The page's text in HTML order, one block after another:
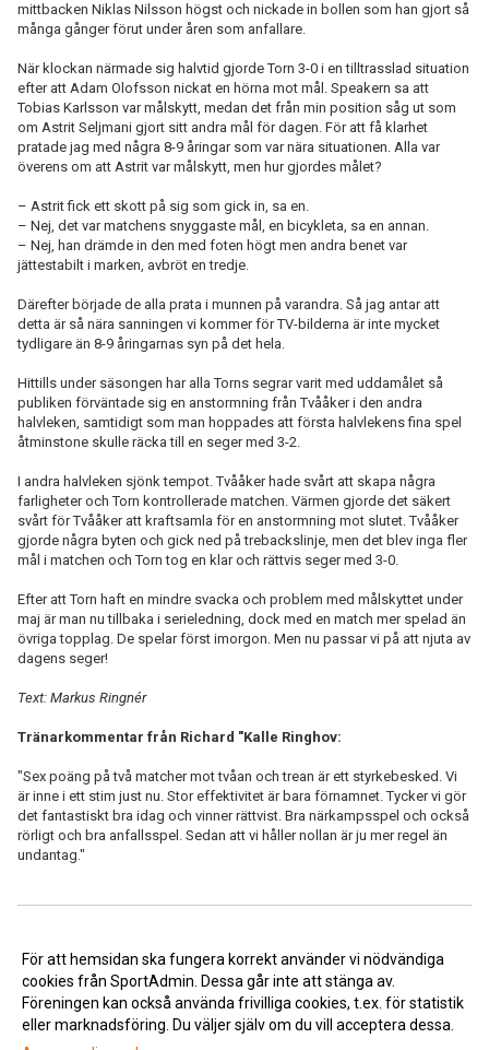
mittbacken Niklas Nilsson högst och nickade in bollen som han gjort så
många gånger förut under åren som anfallare.
När klockan närmade sig halvtid gjorde Torn 3-0 i en tilltrasslad situation
efter att Adam Olofsson nickat en hörna mot mål. Speakern sa att
Tobias Karlsson var målskytt, medan det från min position såg ut som
om Astrit Seljmani gjort sitt andra mål för dagen. För att få klarhet
pratade jag med några 8-9 åringar som var nära situationen. Alla var
överens om att Astrit var målskytt, men hur gjordes målet?
– Astrit fick ett skott på sig som gick in, sa en.
– Nej, det var matchens snyggaste mål, en bicykleta, sa en annan.
– Nej, han drämde in den med foten högt men andra benet var
jättestabilt i marken, avbröt en tredje.
Därefter började de alla prata i munnen på varandra. Så jag antar att
detta är så nära sanningen vi kommer för TV-bilderna är inte mycket
tydligare än 8-9 åringarnas syn på det hela.
Hittills under säsongen har alla Torns segrar varit med uddamålet så
publiken förväntade sig en anstormning från Tvååker i den andra
halvleken, samtidigt som man hoppades att första halvlekens fina spel
åtminstone skulle räcka till en seger med 3-2.
I andra halvleken sjönk tempot. Tvååker hade svårt att skapa några
farligheter och Torn kontrollerade matchen. Värmen gjorde det säkert
svårt för Tvååker att kraftsamla för en anstormning mot slutet. Tvååker
gjorde några byten och gick ned på trebackslinje, men det blev inga fler
mål i matchen och Torn tog en klar och rättvis seger med 3-0.
Efter att Torn haft en mindre svacka och problem med målskyttet under
maj är man nu tillbaka i serieledning, dock med en match mer spelad än
övriga topplag. De spelar först imorgon. Men nu passar vi på att njuta av
dagens seger!
Text: Markus Ringnér
Tränarkommentar från Richard "Kalle Ringhov:
"Sex poäng på två matcher mot tvåan och trean är ett styrkebesked. Vi
är inne i ett stim just nu. Stor effektivitet är bara förnamnet. Tycker vi gör
det fantastiskt bra idag och vinner rättvist. Bra närkampsspel och också
rörligt och bra anfallsspel. Sedan att vi håller nollan är ju mer regel än
undantag."
<< Tillbaka
För att hemsidan ska fungera korrekt använder vi nödvändiga
cookies från SportAdmin. Dessa går inte att stänga av.
Föreningen kan också använda frivilliga cookies, t.ex. för statistik
eller marknadsföring. Du väljer själv om du vill acceptera dessa.